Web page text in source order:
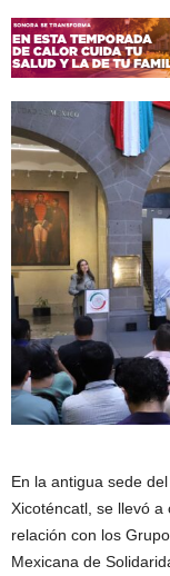
En la antigua sede
Xicoténcatl, se llevó a
relación con los
Mexicana de